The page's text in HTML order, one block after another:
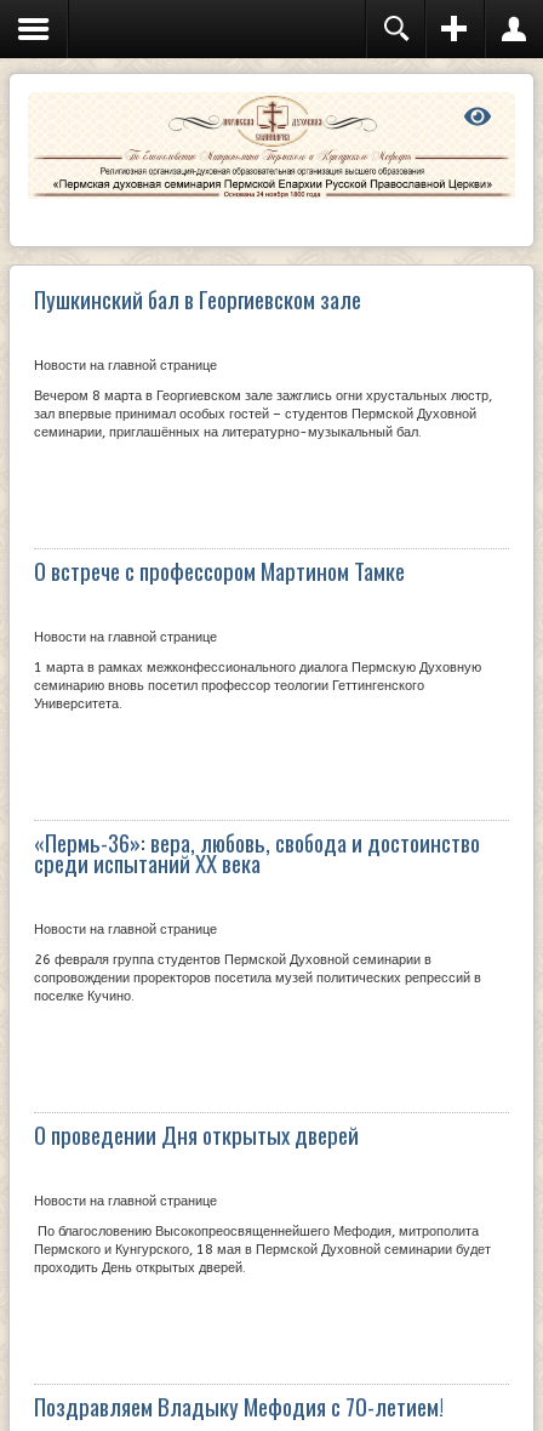
Пушкинский бал в Георгиевском зале
Новости на главной странице
Вечером 8 марта в Георгиевском зале зажглись огни хрустальных люстр,
зал впервые принимал особых гостей – студентов Пермской Духовной
семинарии, приглашённых на литературно-музыкальный бал.
О встрече с профессором Мартином Тамке
Новости на главной странице
1 марта в рамках межконфессионального диалога Пермскую Духовную
семинарию вновь посетил профессор теологии Геттингенского
Университета.
«Пермь-36»: вера, любовь, свобода и достоинство
среди испытаний XX века
Новости на главной странице
26 февраля группа студентов Пермской Духовной семинарии в
сопровождении проректоров посетила музей политических репрессий в
поселке Кучино.
О проведении Дня открытых дверей
Новости на главной странице
По благословению Высокопреосвященнейшего Мефодия, митрополита
Пермского и Кунгурского, 18 мая в Пермской Духовной семинарии будет
проходить День открытых дверей.
Поздравляем Владыку Мефодия с 70-летием!